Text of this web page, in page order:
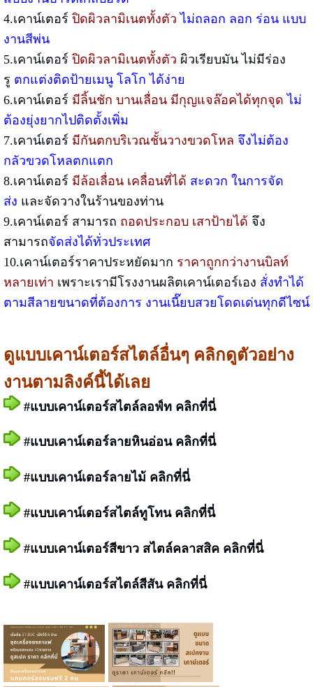
4.เคาน์เตอร์ ปิดผิวลามิเนตทั้งตัว ไม่ถลอก ลอก ร่อน แบบ
งานสีพ่น
5.เคาน์เตอร์ ปิดผิวลามิเนตทั้งตัว ผิวเรียบมัน ไม่มีร่อง
รู ตกแต่งติดป้ายเมนู โลโก ได้ง่าย
6.เคาน์เตอร์ มีลิ้นชัก บานเลื่อน มีกุญแจล๊อคได้ทุกจุด ไม่
ต้องยุ่งยากไปติดตั้งเพิ่ม
7.เคาน์เตอร์ มีกันตกบริเวณชั้นวางขวดโหล จึงไม่ต้อง
กลัวขวดโหลตกแตก
8.เคาน์เตอร์ มีล้อเลื่อน เคลื่อนที่ได้ สะดวก ในการจัด
ส่ง และจัดวางในร้านของท่าน
9.เคาน์เตอร์ สามารถ ถอดประกอบ เสาป้ายได้ จึง
สามารถจัดส่งได้ทั่วประเทศ
10.เคาน์เตอร์ราคาประหยัดมาก ราคาถูกกว่างานบิลท์
หลายเท่า เพราะเรามีโรงงานผลิตเคาน์เตอร์เอง สั่งทำได้
ตามสีลายขนาดที่ต้องการ งานเนี๊ยบสวยโดดเด่นทุกดีไซน์
ดูแบบเคาน์เตอร์สไตล์อื่นๆ คลิกดูตัวอย่าง
งานตามลิงค์นี้ได้เลย
#แบบเคาน์เตอร์สไตล์ลอฟ์ทคลิกที่นี่
#แบบเคาน์เตอร์ลายหินอ่อน คลิกที่นี่
#แบบเคาน์เตอร์ลายไม้ คลิกที่นี่
#แบบเคาน์เตอร์สไตล์ทูโทน คลิกที่นี่
#แบบเคาน์เตอร์สีขาว สไตล์คลาสสิค คลิกที่นี่
#แบบเคาน์เตอร์สไตล์สีสัน คลิกที่นี่